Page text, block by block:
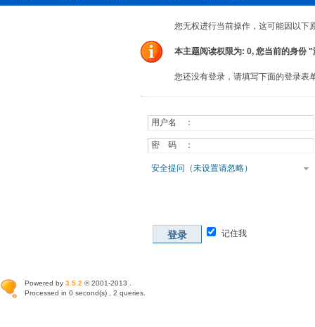
您无权进行当前操作，这可能因以下
本主题阅读权限为: 0, 您当前的身份
您还没有登录，请填写下面的登录表
用户名 ：
密 码 ：
安全提问（未设置请忽略）
登录 记住我
Powered by 3.5.2 © 2001-2013 .
Processed in 0 second(s) , 2 queries.